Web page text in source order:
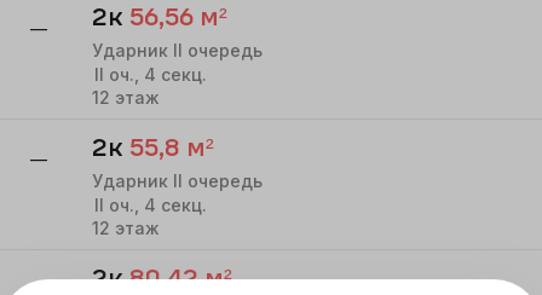
— 2к 56,56 м²
Ударник II очередь
II оч., 4 секц.
12 этаж
— 2к 55,8 м²
Ударник II очередь
II оч., 4 секц.
12 этаж
— 2к 80,42м²